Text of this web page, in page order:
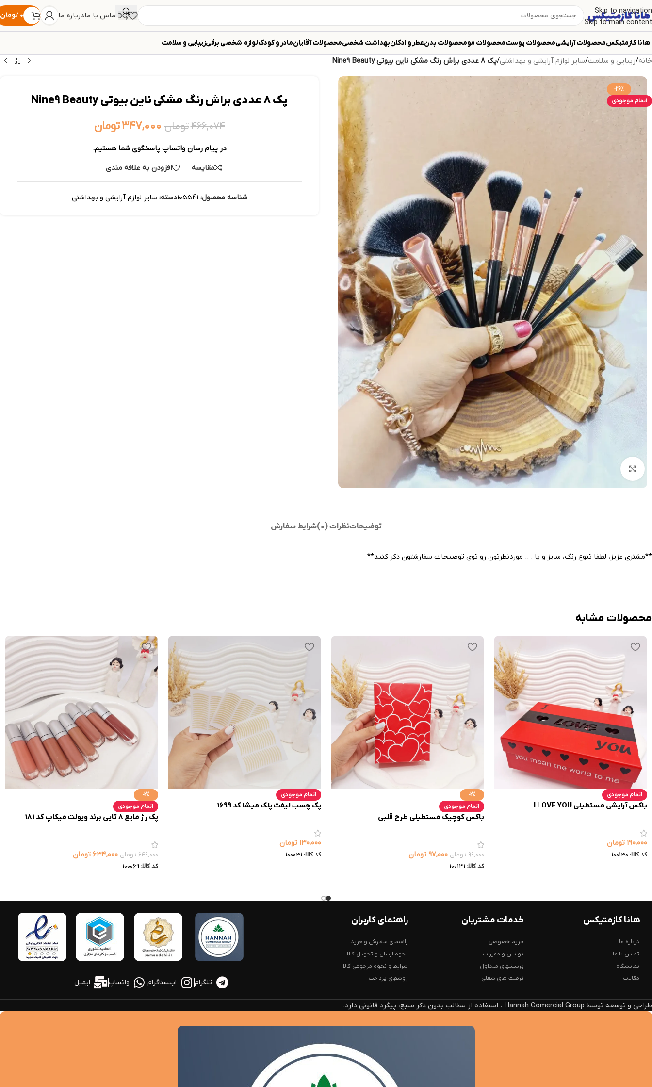
Skip to navigation
Skip to main content
تماس با مادرباره ما ۰ تومان
هانا کازمتیکسمحصولات آرایشیمحصولات پوستمحصولات مومحصولات بدنعطر و ادکلنبهداشت شخصیمحصولات آقایانمادر و کودکلوازم شخصی برقیزیبایی و سلامت
خانه/زیبایی و سلامت/سایر لوازم آرایشی و بهداشتی/پک 8 عددی براش رنگ مشکی ناین بیوتی Nine9 Beauty
-26%
اتمام موجودی
پک 8 عددی براش رنگ مشکی ناین بیوتی Nine9 Beauty
۴۶۶,۰۷۴تومان ۳۴۷,۰۰۰تومان
در پیام رسان واتساپ پاسخگوی شما هستیم.
مقایسه
افزودن به علاقه مندی
شناسه محصول: 105541دسته: سایر لوازم آرایشی و بهداشتی
توضیحاتنظرات (0) شرایط سفارش
**مشتری عزیز، لطفا تنوع رنگ، سایز و یا . .. موردنظرتون رو توی توضیحات سفارشتون ذکر کنید**
محصولات مشابه
اتمام موجودی
باکس آرایشی مستطیلی I LOVE YOU
۱۹۰,۰۰۰ تومان
کد کالا: 100130
-2%
اتمام موجودی
باکس کوچیک مستطیلی طرح قلبی
۹۹,۰۰۰ تومان ۹۷,۰۰۰ تومان
کد کالا: 100131
اتمام موجودی
پک چسب لیفت پلک میشا کد 1699
۱۳۰,۰۰۰ تومان
کد کالا: 100031
-2%
اتمام موجودی
پک رژ مایع 8 تایی برند ویولت میکاپ کد 181
۶۴۹,۰۰۰ تومان ۶۳۴,۰۰۰ تومان
کد کالا: 100069
هانا کازمتیکس
درباره ما
تماس با ما
نمایشگاه
مقالات
خدمات مشتریان
حریم خصوصی
قوانین و مقررات
پرسشهای متداول
فرصت های شغلی
راهنمای کاربران
راهنمای سفارش و خرید
نحوه ارسال و تحویل کالا
شرایط و نحوه مرجوعی کالا
روشهای پرداخت
تلگرام اینستاگرام واتساپ ایمیل
طراحی و توسعه توسط Hannah Comercial Group . استفاده از مطالب بدون ذکر منبع، پیگرد قانونی دارد.